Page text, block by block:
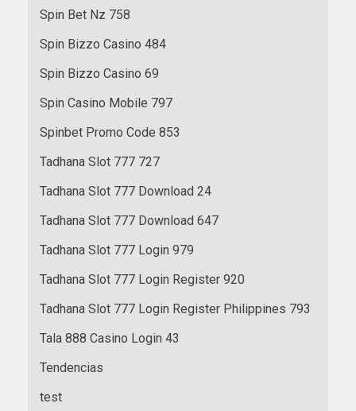
Spin Bet Nz 758
Spin Bizzo Casino 484
Spin Bizzo Casino 69
Spin Casino Mobile 797
Spinbet Promo Code 853
Tadhana Slot 777 727
Tadhana Slot 777 Download 24
Tadhana Slot 777 Download 647
Tadhana Slot 777 Login 979
Tadhana Slot 777 Login Register 920
Tadhana Slot 777 Login Register Philippines 793
Tala 888 Casino Login 43
Tendencias
test